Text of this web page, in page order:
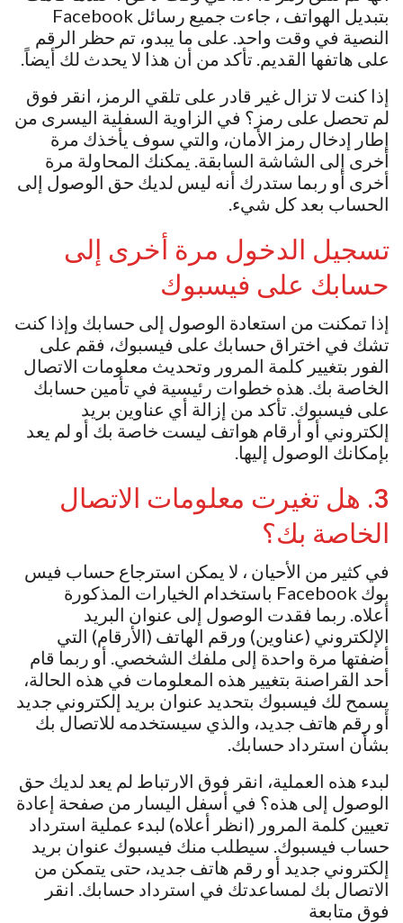
بتبديل الهواتف ، جاءت جميع رسائل Facebook
النصية في وقت واحد. على ما يبدو، تم حظر الرقم
على هاتفها القديم. تأكد من أن هذا لا يحدث لك أيضاً.
إذا كنت لا تزال غير قادر على تلقي الرمز، انقر فوق
لم تحصل على رمز؟ في الزاوية السفلية اليسرى من
إطار إدخال رمز الأمان، والتي سوف يأخذك مرة
أخرى إلى الشاشة السابقة. يمكنك المحاولة مرة
أخرى أو ربما ستدرك أنه ليس لديك حق الوصول إلى
الحساب بعد كل شيء.
تسجيل الدخول مرة أخرى إلى
حسابك على فيسبوك
إذا تمكنت من استعادة الوصول إلى حسابك وإذا كنت
تشك في اختراق حسابك على فيسبوك، فقم على
الفور بتغيير كلمة المرور وتحديث معلومات الاتصال
الخاصة بك. هذه خطوات رئيسية في تأمين حسابك
على فيسبوك. تأكد من إزالة أي عناوين بريد
إلكتروني أو أرقام هواتف ليست خاصة بك أو لم يعد
بإمكانك الوصول إليها.
3. هل تغيرت معلومات الاتصال
الخاصة بك؟
في كثير من الأحيان ، لا يمكن استرجاع حساب فيس
بوك Facebook باستخدام الخيارات المذكورة
أعلاه. ربما فقدت الوصول إلى عنوان البريد
الإلكتروني (عناوين) ورقم الهاتف (الأرقام) التي
أضفتها مرة واحدة إلى ملفك الشخصي. أو ربما قام
أحد القراصنة بتغيير هذه المعلومات في هذه الحالة،
يسمح لك فيسبوك بتحديد عنوان بريد إلكتروني جديد
أو رقم هاتف جديد، والذي سيستخدمه للاتصال بك
بشأن استرداد حسابك.
لبدء هذه العملية، انقر فوق الارتباط لم يعد لديك حق
الوصول إلى هذه؟ في أسفل اليسار من صفحة إعادة
تعيين كلمة المرور (انظر أعلاه) لبدء عملية استرداد
حساب فيسبوك. سيطلب منك فيسبوك عنوان بريد
إلكتروني جديد أو رقم هاتف جديد، حتى يتمكن من
الاتصال بك لمساعدتك في استرداد حسابك. انقر
فوق متابعة